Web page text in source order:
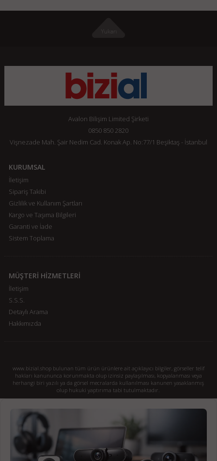
Avalon Bilişim Limited Şirketi
0850 850 2820
Vişnezade Mah. Şair Nedim Cad. Konak Ap. No:77/1 Beşiktaş - İstanbul
KURUMSAL
İletişim
Sipariş Takibi
Gizlilik ve Kullanım Şartları
Kargo ve Taşıma Bilgileri
Garanti ve İade
Sistem Toplama
MÜŞTERİ HİZMETLERİ
İletişim
S.S.S.
Detaylı Arama
Hakkımızda
www.bizial.shop bulunan tüm ürün ürünlere ait açıklayıcı bilgiler, görseller telif
hakları kanununca korunmakta olup izinsiz paylaşılması, kopyalanması veya
herhangi biri yazılı ya da görsel mecralarda kullanılması kanunen yasaklanmış
olup hukuki yaptırıma tabi tutulmaktadır.